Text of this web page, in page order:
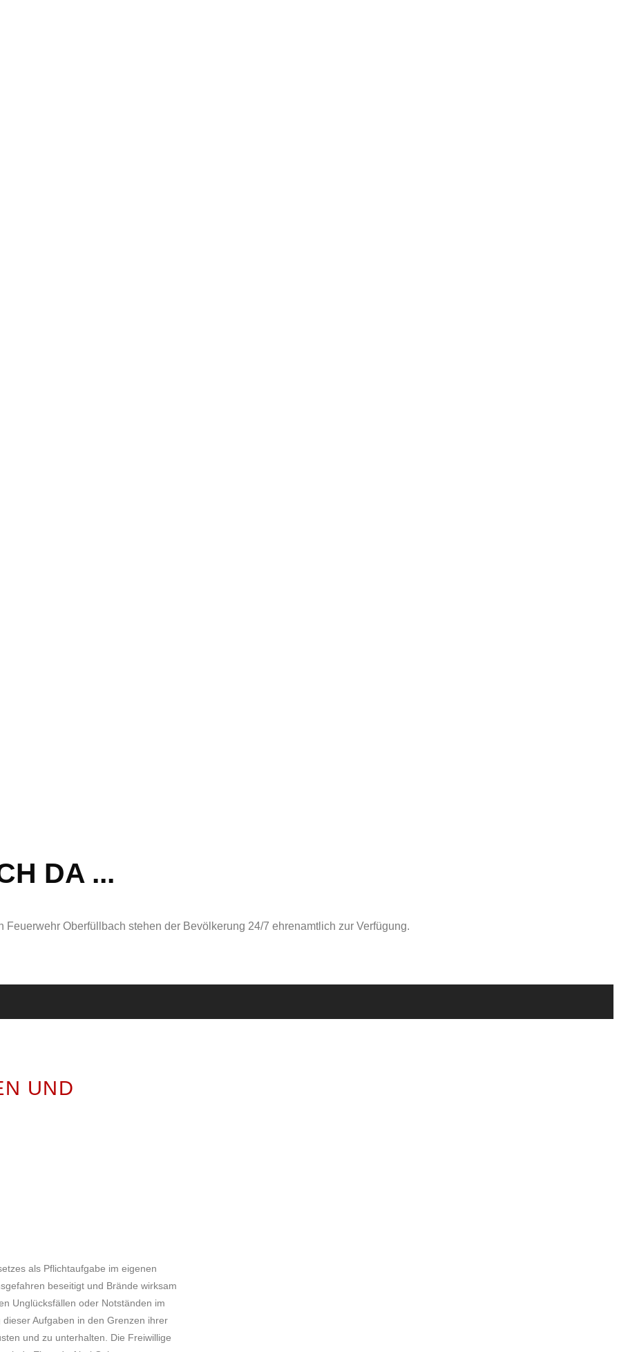
DA ...
Oberfüllbach stehen der Bevölkerung 24/7 ehrenamtlich zur Verfügung.
UND
als Pflichtaufgabe im eigenen
beseitigt und Brände wirksam
Unglücksfällen oder Notständen im
Aufgaben in den Grenzen ihrer
und zu unterhalten. Die Freiwillige